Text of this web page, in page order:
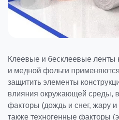
Клеевые и бесклеевые
и медной фольги
защитить элементы
влияния окружающей среды,
факторы (дождь и снег, жару и
также техногенные факторы